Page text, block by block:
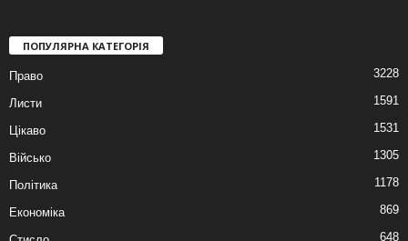
ПОПУЛЯРНА КАТЕГОРІЯ
Право 3228
Листи 1591
Цікаво 1531
Військо 1305
Політика 1178
Економіка 869
648